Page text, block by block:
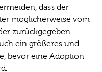
dass der
möglicherweise vom
zurückgegeben
ein größeres und
bevor eine Adoption